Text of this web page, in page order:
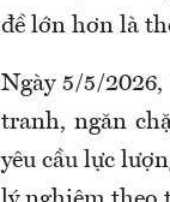
đề lớn hơn là
Ngày 5/5/
tranh, ngăn
yêu cầu lực